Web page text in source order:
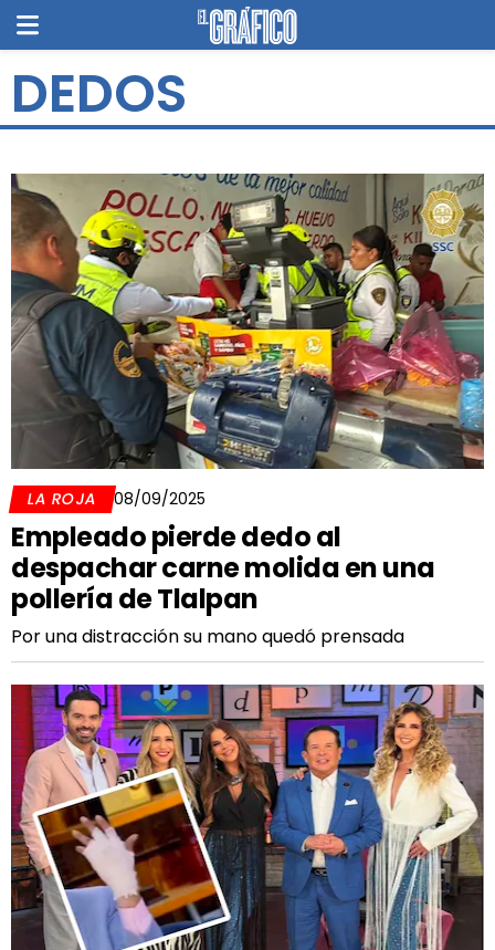
DEDOS
LA ROJA 08/09/2025
Empleado pierde dedo al
despachar carne molida en una
pollería de Tlalpan
Por una distracción su mano quedó prensada